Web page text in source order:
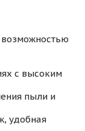
с высоким
пыли и
удобная